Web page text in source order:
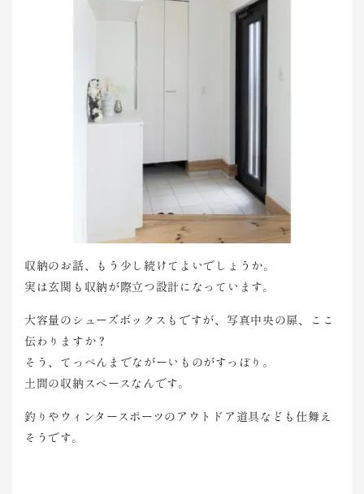
収納のお話、もう少し続けてよいでしょうか。
実は玄関も収納が際立つ設計になっています。
大容量のシューズボックスもですが、写真中央の扉、ここ
伝わりますか？
そう、てっぺんまでながーいものがすっぽり。
土間の収納スペースなんです。
釣りやウィンタースポーツのアウトドア道具なども仕舞え
そうです。